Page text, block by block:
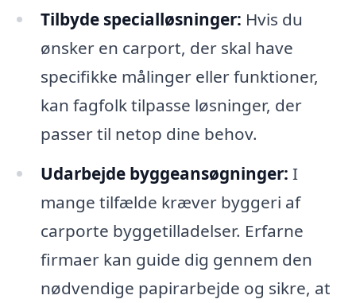
Tilbyde specialløsninger: Hvis du
ønsker en carport, der skal have
specifikke målinger eller funktioner,
kan fagfolk tilpasse løsninger, der
passer til netop dine behov.
Udarbejde byggeansøgninger: I
mange tilfælde kræver byggeri af
carporte byggetilladelser. Erfarne
firmaer kan guide dig gennem den
nødvendige papirarbejde og sikre, at